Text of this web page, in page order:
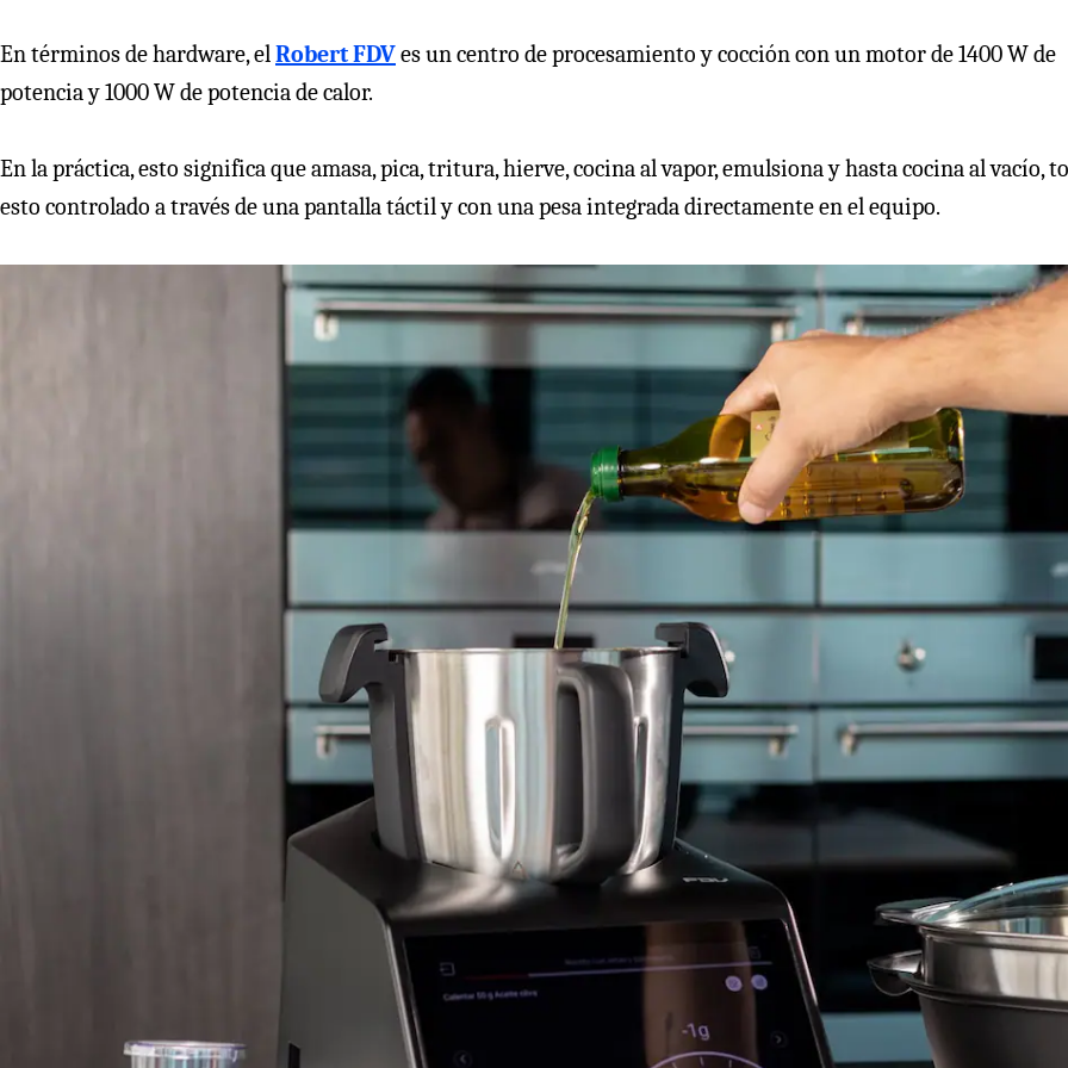
En términos de hardware, elRobert FDVes un centro de procesamiento y cocción con un motor de 1400 W de
potencia y 1000 W de potencia de calor.
En la práctica, esto significa que amasa, pica, tritura, hierve, cocina al vapor, emulsiona y hasta cocina al vacío,
esto controlado a través de una pantalla táctil y con una pesa integrada directamente en el equipo.